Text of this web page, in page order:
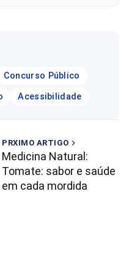
Concurso Público
Acessibilidade
PRXIMO ARTIGO
Medicina Natural:
Tomate: sabor e saúde
em cada mordida